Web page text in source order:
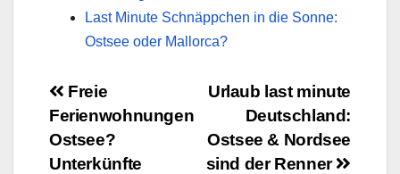
Last Minute Schnäppchen in die Sonne:
Ostsee oder Mallorca?
Beitragsnavigation
Urlaub last minute
Deutschland:
Ostsee & Nordsee
sind der Renner
Freie
Ferienwohnungen
Ostsee?
Unterkünfte